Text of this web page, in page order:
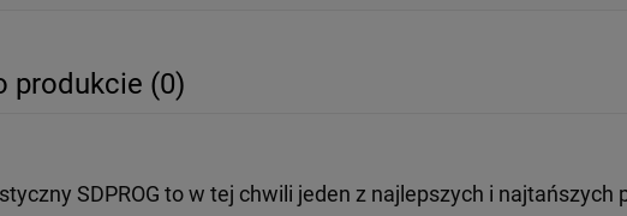
produkcie (0)
SDPROG to w tej chwili jeden z najlepszych i